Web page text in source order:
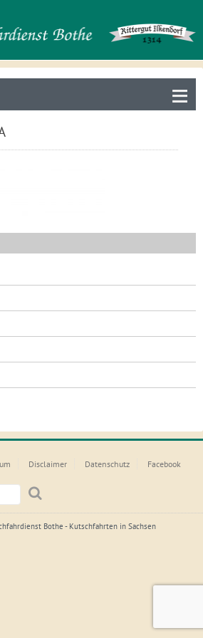
≡
Disclaimer Datenschutz Facebook
Bothe - Kutschfahrten in Sachsen